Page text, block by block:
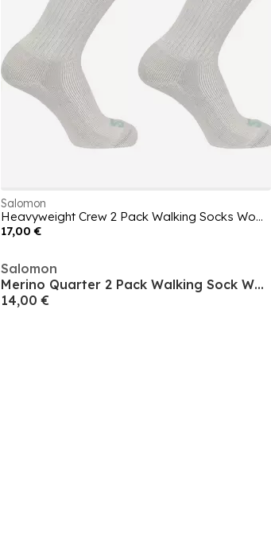
Salomon
Heavyweight Crew 2 Pack Walking Socks Womens
17,00 €
Salomon
Merino Quarter 2 Pack Walking Sock Womens
14,00 €